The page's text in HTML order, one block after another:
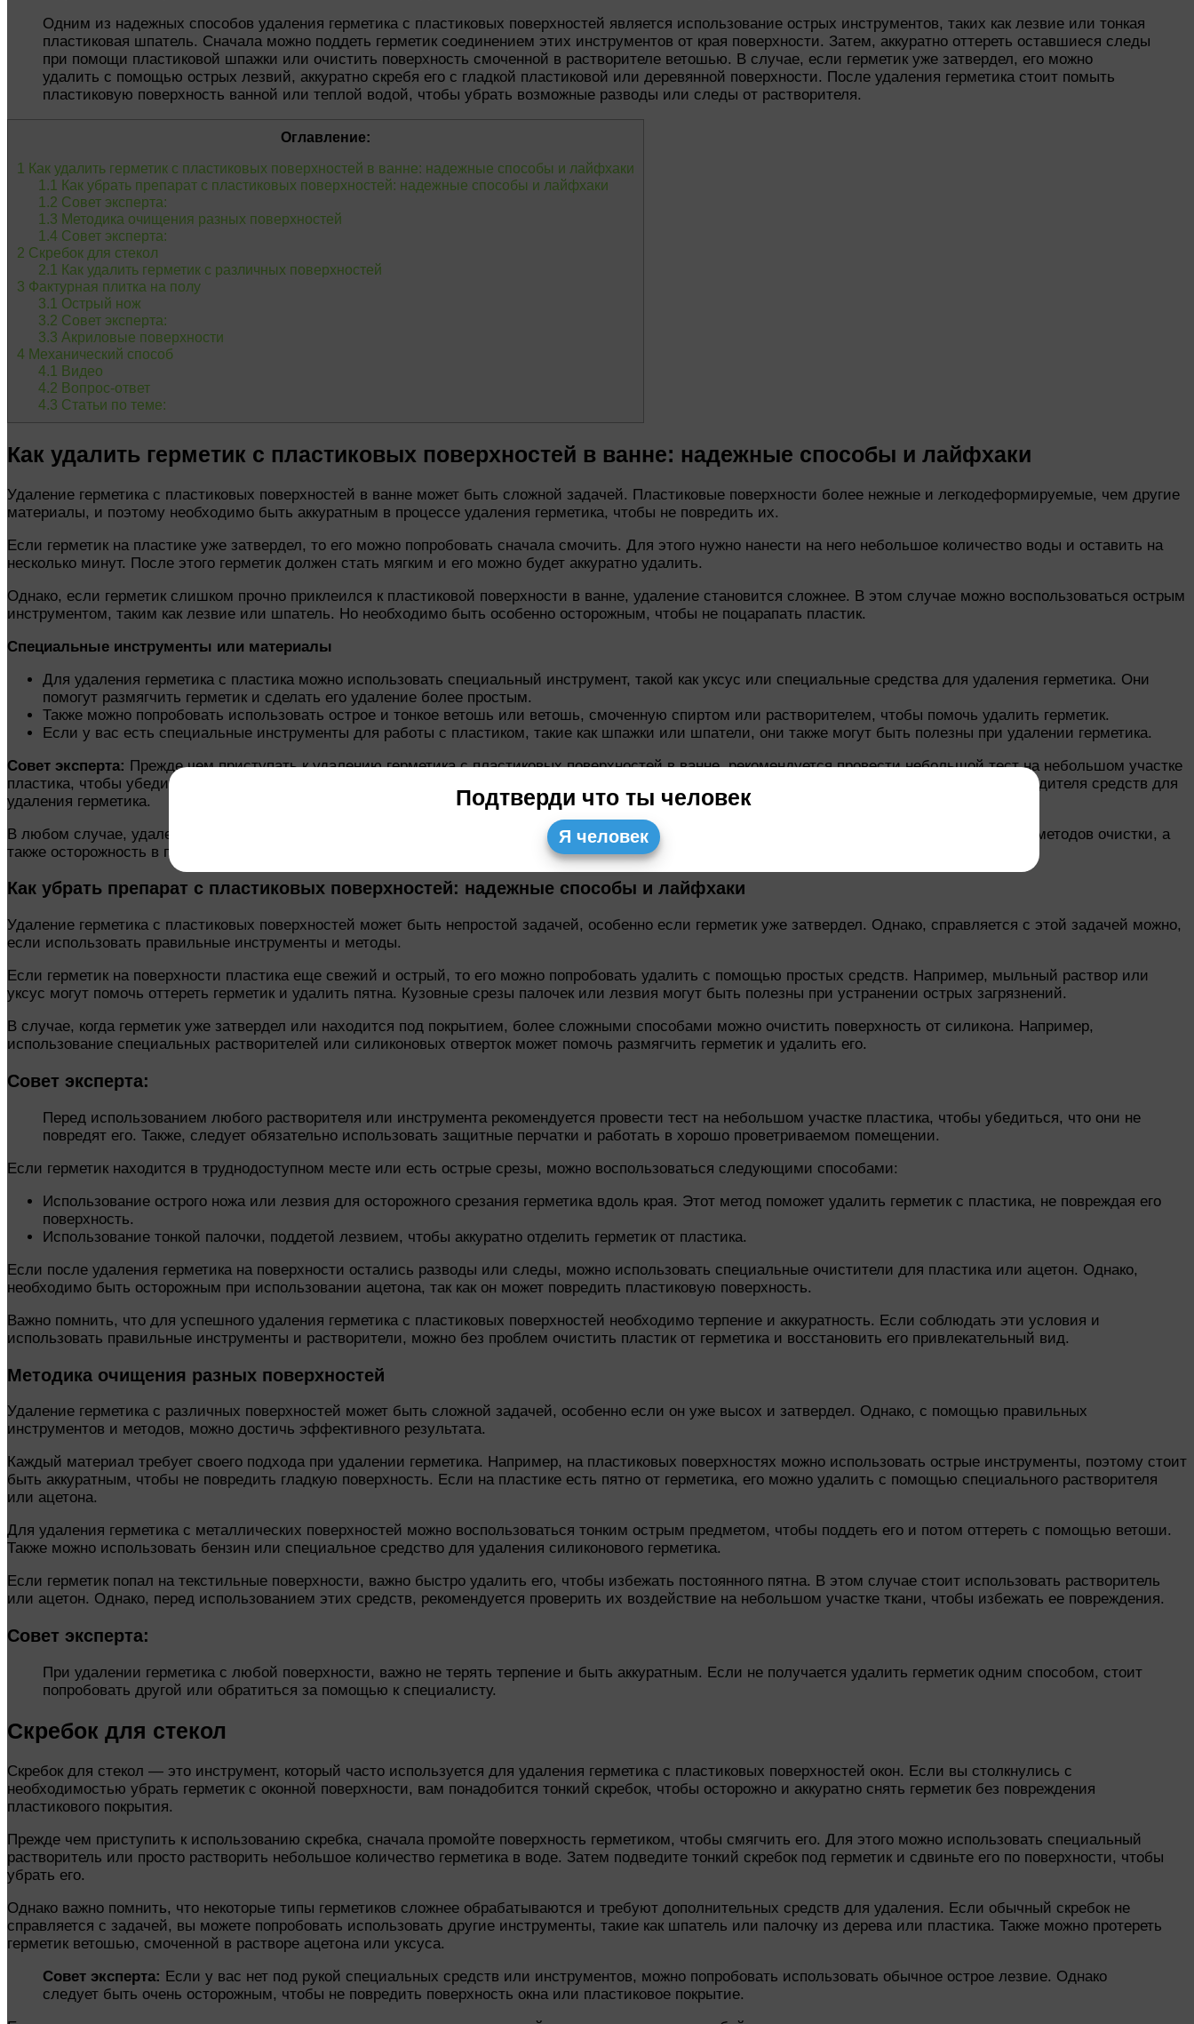
Одним из надежных способов удаления герметика с пластиковых поверхностей является использование острых инструментов, таких как лезвие или тонкая
пластиковая шпатель. Сначала можно поддеть герметик соединением этих инструментов от края поверхности. Затем, аккуратно оттереть оставшиеся следы
при помощи пластиковой шпажки или очистить поверхность смоченной в растворителе ветошью. В случае, если герметик уже затвердел, его можно
удалить с помощью острых лезвий, аккуратно скребя его с гладкой пластиковой или деревянной поверхности. После удаления герметика стоит помыть
пластиковую поверхность ванной или теплой водой, чтобы убрать возможные разводы или следы от растворителя.
Оглавление:
1 Как удалить герметик с пластиковых поверхностей в ванне: надежные способы и лайфхаки
1.1 Как убрать препарат с пластиковых поверхностей: надежные способы и лайфхаки
1.2 Совет эксперта:
1.3 Методика очищения разных поверхностей
1.4 Совет эксперта:
2 Скребок для стекол
2.1 Как удалить герметик с различных поверхностей
3 Фактурная плитка на полу
3.1 Острый нож
3.2 Совет эксперта:
3.3 Акриловые поверхности
4 Механический способ
4.1 Видео
4.2 Вопрос-ответ
4.3 Статьи по теме:
Как удалить герметик с пластиковых поверхностей в ванне: надежные способы и лайфхаки
Удаление герметика с пластиковых поверхностей в ванне может быть сложной задачей. Пластиковые поверхности более нежные и легкодеформируемые, чем другие
материалы, и поэтому необходимо быть аккуратным в процессе удаления герметика, чтобы не повредить их.
Если герметик на пластике уже затвердел, то его можно попробовать сначала смочить. Для этого нужно нанести на него небольшое количество воды и оставить на
несколько минут. После этого герметик должен стать мягким и его можно будет аккуратно удалить.
Однако, если герметик слишком прочно приклеился к пластиковой поверхности в ванне, удаление становится сложнее. В этом случае можно воспользоваться острым
инструментом, таким как лезвие или шпатель. Но необходимо быть особенно осторожным, чтобы не поцарапать пластик.
Специальные инструменты или материалы
Для удаления герметика с пластика можно использовать специальный инструмент, такой как уксус или специальные средства для удаления герметика. Они
помогут размягчить герметик и сделать его удаление более простым.
Также можно попробовать использовать острое и тонкое ветошь или ветошь, смоченную спиртом или растворителем, чтобы помочь удалить герметик.
Если у вас есть специальные инструменты для работы с пластиком, такие как шпажки или шпатели, они также могут быть полезны при удалении герметика.
Совет эксперта: Прежде чем приступать к удалению герметика с пластиковых поверхностей в ванне, рекомендуется провести небольшой тест на небольшом участке
пластика, чтобы убедиться, что выбранный метод не повредит покрытие. Также стоит обратить внимание на инструкции и рекомендации производителя средств для
удаления герметика.
В любом случае, удаление герметика с пластиковых поверхностей в ванне требует терпения и аккуратности. Правильный выбор инструментов и методов очистки, а
также осторожность в процессе удаления помогут сохранить гладкую и безупречную поверхность пластика.
Как убрать препарат с пластиковых поверхностей: надежные способы и лайфхаки
Удаление герметика с пластиковых поверхностей может быть непростой задачей, особенно если герметик уже затвердел. Однако, справляется с этой задачей можно,
если использовать правильные инструменты и методы.
Если герметик на поверхности пластика еще свежий и острый, то его можно попробовать удалить с помощью простых средств. Например, мыльный раствор или
уксус могут помочь оттереть герметик и удалить пятна. Кузовные срезы палочек или лезвия могут быть полезны при устранении острых загрязнений.
В случае, когда герметик уже затвердел или находится под покрытием, более сложными способами можно очистить поверхность от силикона. Например,
использование специальных растворителей или силиконовых отверток может помочь размягчить герметик и удалить его.
Совет эксперта:
Перед использованием любого растворителя или инструмента рекомендуется провести тест на небольшом участке пластика, чтобы убедиться, что они не
повредят его. Также, следует обязательно использовать защитные перчатки и работать в хорошо проветриваемом помещении.
Если герметик находится в труднодоступном месте или есть острые срезы, можно воспользоваться следующими способами:
Использование острого ножа или лезвия для осторожного срезания герметика вдоль края. Этот метод поможет удалить герметик с пластика, не повреждая его
поверхность.
Использование тонкой палочки, поддетой лезвием, чтобы аккуратно отделить герметик от пластика.
Если после удаления герметика на поверхности остались разводы или следы, можно использовать специальные очистители для пластика или ацетон. Однако,
необходимо быть осторожным при использовании ацетона, так как он может повредить пластиковую поверхность.
Важно помнить, что для успешного удаления герметика с пластиковых поверхностей необходимо терпение и аккуратность. Если соблюдать эти условия и
использовать правильные инструменты и растворители, можно без проблем очистить пластик от герметика и восстановить его привлекательный вид.
Методика очищения разных поверхностей
Удаление герметика с различных поверхностей может быть сложной задачей, особенно если он уже высох и затвердел. Однако, с помощью правильных
инструментов и методов, можно достичь эффективного результата.
Каждый материал требует своего подхода при удалении герметика. Например, на пластиковых поверхностях можно использовать острые инструменты, поэтому стоит
быть аккуратным, чтобы не повредить гладкую поверхность. Если на пластике есть пятно от герметика, его можно удалить с помощью специального растворителя
или ацетона.
Для удаления герметика с металлических поверхностей можно воспользоваться тонким острым предметом, чтобы поддеть его и потом оттереть с помощью ветоши.
Также можно использовать бензин или специальное средство для удаления силиконового герметика.
Если герметик попал на текстильные поверхности, важно быстро удалить его, чтобы избежать постоянного пятна. В этом случае стоит использовать растворитель
или ацетон. Однако, перед использованием этих средств, рекомендуется проверить их воздействие на небольшом участке ткани, чтобы избежать ее повреждения.
Совет эксперта:
При удалении герметика с любой поверхности, важно не терять терпение и быть аккуратным. Если не получается удалить герметик одним способом, стоит
попробовать другой или обратиться за помощью к специалисту.
Скребок для стекол
Скребок для стекол — это инструмент, который часто используется для удаления герметика с пластиковых поверхностей окон. Если вы столкнулись с
необходимостью убрать герметик с оконной поверхности, вам понадобится тонкий скребок, чтобы осторожно и аккуратно снять герметик без повреждения
пластикового покрытия.
Прежде чем приступить к использованию скребка, сначала промойте поверхность герметиком, чтобы смягчить его. Для этого можно использовать специальный
растворитель или просто растворить небольшое количество герметика в воде. Затем подведите тонкий скребок под герметик и сдвиньте его по поверхности, чтобы
убрать его.
Однако важно помнить, что некоторые типы герметиков сложнее обрабатываются и требуют дополнительных средств для удаления. Если обычный скребок не
справляется с задачей, вы можете попробовать использовать другие инструменты, такие как шпатель или палочку из дерева или пластика. Также можно протереть
герметик ветошью, смоченной в растворе ацетона или уксуса.
Совет эксперта: Если у вас нет под рукой специальных средств или инструментов, можно попробовать использовать обычное острое лезвие. Однако
следует быть очень осторожным, чтобы не повредить поверхность окна или пластиковое покрытие.
Подтверди что ты человек
Я человек